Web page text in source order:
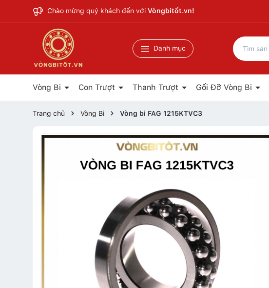
Chào mừng quý khách đến với Vòngbitốt.vn!
Danh mục
Vòng Bi Con Trượt Thanh Trượt Gối Đỡ Vòng Bi
Trang chủ Vòng Bi Vòng bi FAG 1215KTVC3